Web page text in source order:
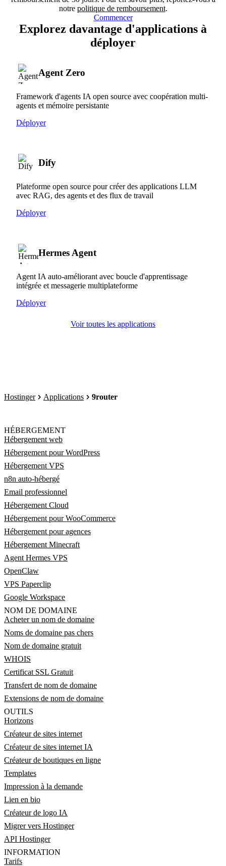
notre politique de remboursement.
Commencer
Explorez davantage d'applications à
déployer
Agent Zero
Framework d'agents IA open source avec coopération multi-
agents et mémoire persistante
Déployer
Dify
Plateforme open source pour créer des applications LLM
avec RAG, des agents et des flux de travail
Déployer
Hermes Agent
Agent IA auto-améliorant avec boucle d'apprentissage
intégrée et messagerie multiplateforme
Déployer
Voir toutes les applications
Hostinger Applications 9router
HÉBERGEMENT
Hébergement web
Hébergement pour WordPress
Hébergement VPS
n8n auto-hébergé
Email professionnel
Hébergement Cloud
Hébergement pour WooCommerce
Hébergement pour agences
Hébergement Minecraft
Agent Hermes VPS
OpenClaw
VPS Paperclip
Google Workspace
NOM DE DOMAINE
Acheter un nom de domaine
Noms de domaine pas chers
Nom de domaine gratuit
WHOIS
Certificat SSL Gratuit
Transfert de nom de domaine
Extensions de nom de domaine
OUTILS
Horizons
Créateur de sites internet
Créateur de sites internet IA
Créateur de boutiques en ligne
Templates
Impression à la demande
Lien en bio
Créateur de logo IA
Migrer vers Hostinger
API Hostinger
INFORMATION
Tarifs